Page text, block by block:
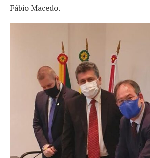
Fábio Macedo.